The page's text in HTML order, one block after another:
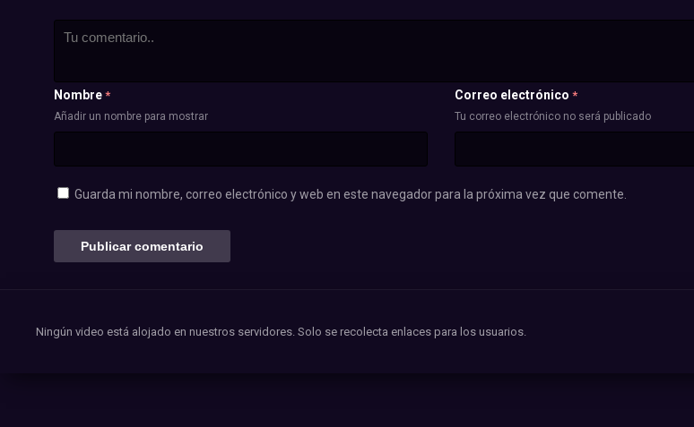
Nombre *
Añadir un nombre para mostrar
Correo electrónico *
Tu correo electrónico no será publicado
Guarda mi nombre, correo electrónico y web en este navegador para la próxima vez que comente.
Ningún video está alojado en nuestros servidores. Solo se recolecta enlaces para los usuarios.